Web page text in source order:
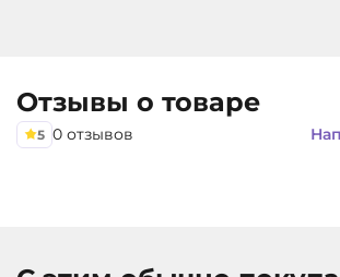
Отзывы о товаре
5 0 отзывов